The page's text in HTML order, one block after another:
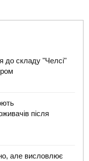
до складу "Челсі"
після
але висловлює